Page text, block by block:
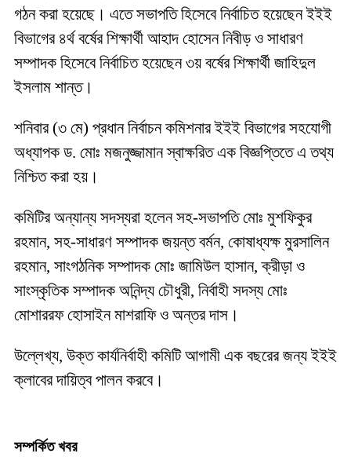
গঠন করা হয়েছে। এতে সভাপতি হিসেবে নির্বাচিত হয়েছেন ইইই
বিভাগের ৪র্থ বর্ষের শিক্ষার্থী আহাদ হোসেন নিবীড় ও সাধারণ
সম্পাদক হিসেবে নির্বাচিত হয়েছেন ৩য় বর্ষের শিক্ষার্থী জাহিদুল
ইসলাম শান্ত।
শনিবার (৩ মে) প্রধান নির্বাচন কমিশনার ইইই বিভাগের সহযোগী
অধ্যাপক ড. মোঃ মজনুজ্জামান স্বাক্ষরিত এক বিজ্ঞপ্তিতে এ তথ্য
নিশ্চিত করা হয়।
কমিটির অন্যান্য সদস্যরা হলেন সহ-সভাপতি মোঃ মুশফিকুর
রহমান, সহ-সাধারণ সম্পাদক জয়ন্ত বর্মন, কোষাধ্যক্ষ মুরসালিন
রহমান, সাংগঠনিক সম্পাদক মোঃ জামিউল হাসান, ক্রীড়া ও
সাংস্কৃতিক সম্পাদক অনিন্দ্য চৌধুরী, নির্বাহী সদস্য মোঃ
মোশাররফ হোসাইন মাশরাফি ও অন্তর দাস।
উল্লেখ্য, উক্ত কার্যনির্বাহী কমিটি আগামী এক বছরের জন্য ইইই
ক্লাবের দায়িত্ব পালন করবে।
সম্পর্কিত খবর